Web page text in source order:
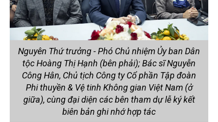
Nguyên Thứ trưởng - Phó Chủ nhiệm Ủy ban Dân
tộc Hoàng Thị Hạnh (bên phải); Bác sĩ Nguyễn
Công Hân, Chủ tịch Công ty Cổ phần Tập đoàn
Phi thuyền & Vệ tinh Không gian Việt Nam (ở
giữa), cùng đại diện các bên tham dự lễ ký kết
biên bản ghi nhớ hợp tác